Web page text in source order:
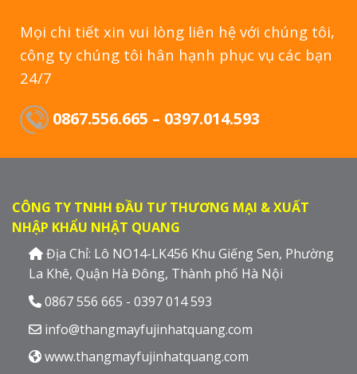
Mọi chi tiết xin vui lòng liên hệ với chúng tôi,
công ty chúng tôi hân hạnh phục vụ các bạn
24/7
0867.556.665 – 0397.014.593
CÔNG TY TNHH ĐẦU TƯ THƯƠNG MẠI & XUẤT
NHẬP KHẨU NHẬT QUANG
Địa Chỉ: Lô NO14-LK456 Khu Giếng Sen, Phường
La Khê, Quận Hà Đông, Thành phố Hà Nội
0867 556 665 - 0397 014 593
info@thangmayfujinhatquang.com
www.thangmayfujinhatquang.com